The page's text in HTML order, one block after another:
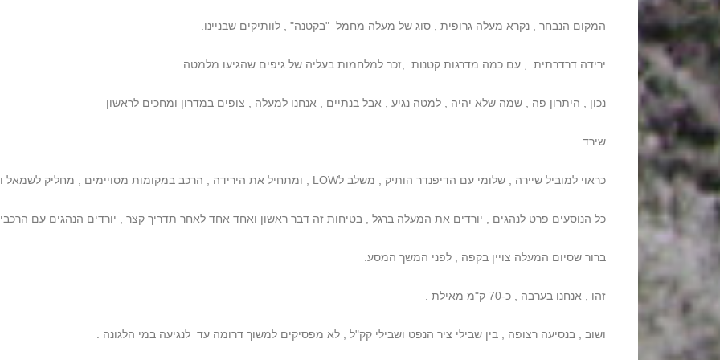
המקום הנבחר , נקרא מעלה גרופית , סוג של מעלה מחמל "בקטנה" , לוותיקים שבניינו.
ירידה דרדרתית , עם כמה מדרגות קטנות ,זכר למלחמות בעליה של גיפים שהגיעו מלמטה .
נכון , היתרון פה , שמה שלא יהיה , למטה נגיע , אבל בנתיים , אנחנו למעלה , צופים במדרון ומחכים לראשון
שירד…..
כראוי למוביל שיירה , שלומי עם הדיפנדר הותיק , משלב לLOW , ומתחיל את הירידה , הרכב במקומות מסויימים , מחליק לשמאל ולימין , אך כמובן שבסוף הדיפנדר מגיע למטה .
כל הנוסעים פרט לנהגים , יורדים את המעלה ברגל , בטיחות זה דבר ראשון ואחד אחד לאחר תדריך קצר , יורדים הנהגים עם
ברור שסיום המעלה צויין בקפה , לפני המשך המסע.
זהו , אנחנו בערבה , כ-70 ק"מ מאילת .
ושוב , בנסיעה רצופה , בין שבילי ציר הנפט ושבילי קק"ל , לא מפסיקים למשוך דרומה עד לנגיעה במי הלגונה .